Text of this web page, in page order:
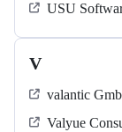
USU
V
valantic
Valyue